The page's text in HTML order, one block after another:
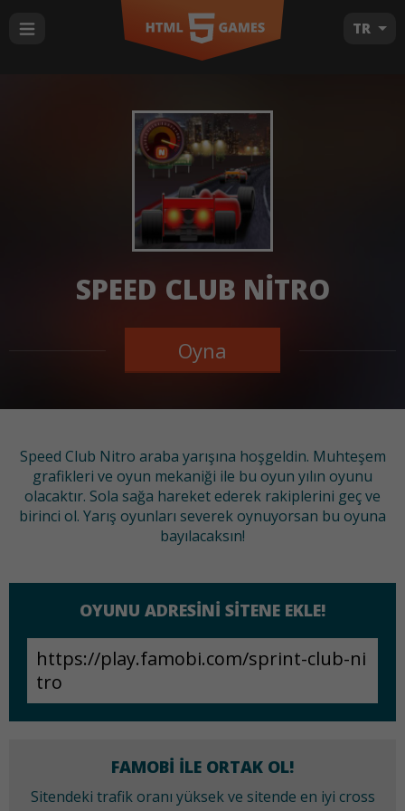
TR
SPEED CLUB NITRO
Oyna
Speed Club Nitro araba yarışına hoşgeldin. Muhteşem
grafikleri ve oyun mekaniği ile bu oyun yılın oyunu
olacaktır. Sola sağa hareket ederek rakiplerini geç ve
birinci ol. Yarış oyunları severek oynuyorsan bu oyuna
bayılacaksın!
OYUNU ADRESINI SITENE EKLE!
FAMOBI ILE ORTAK OL!
Sitendeki trafik oranı yüksek ve sitende en iyi cross